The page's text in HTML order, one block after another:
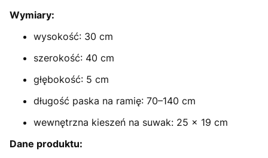
Wymiary:
wysokość: 30 cm
szerokość: 40 cm
głębokość: 5 cm
długość paska na ramię: 70–140 cm
wewnętrzna kieszeń na suwak: 25 × 19 cm
Dane produktu: